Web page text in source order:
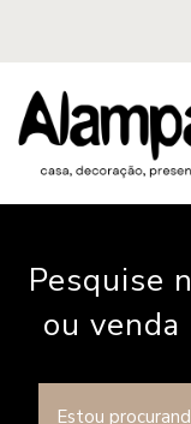
Pesquise
ou